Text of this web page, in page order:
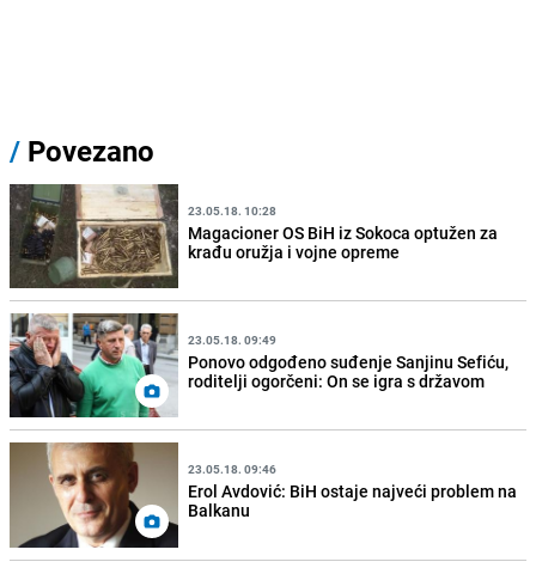
/ Povezano
23.05.18. 10:28
Magacioner OS BiH iz Sokoca optužen za
krađu oružja i vojne opreme
23.05.18. 09:49
Ponovo odgođeno suđenje Sanjinu Sefiću,
roditelji ogorčeni: On se igra s državom
23.05.18. 09:46
Erol Avdović: BiH ostaje najveći problem na
Balkanu